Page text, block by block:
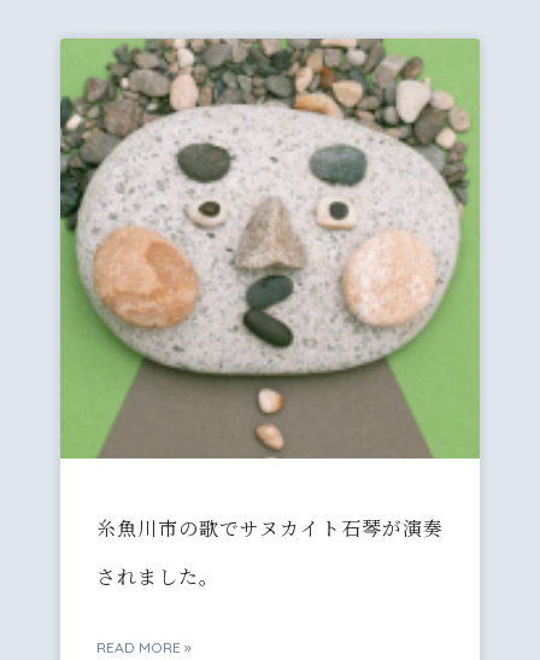
糸魚川市の歌でサヌカイト石琴が演奏
されました。
READ MORE »